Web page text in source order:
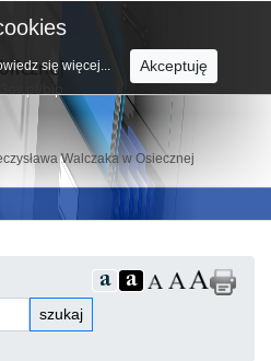
Walczaka w Osiecznej
szukaj
się więcej... Akceptuję